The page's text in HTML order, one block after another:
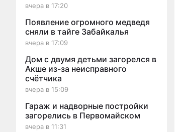
вчера в 17:20
Появление огромного медведя
сняли в тайге Забайкалья
вчера в 17:09
Дом с двумя детьми загорелся в
Акше из-за неисправного
счётчика
вчера в 15:09
Гараж и надворные постройки
загорелись в Первомайском
вчера в 11:31